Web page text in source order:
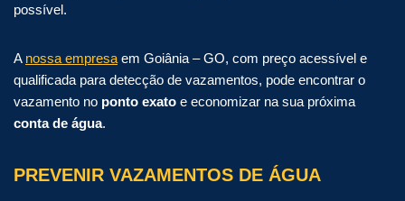
possível.
A nossa empresa em Goiânia – GO, com preço acessível e
qualificada para detecção de vazamentos, pode encontrar o
vazamento no ponto exato e economizar na sua próxima
conta de água.
PREVENIR VAZAMENTOS DE ÁGUA